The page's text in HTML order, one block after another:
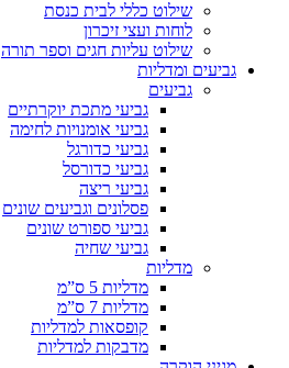
שילוט כללי לבית כנסת
לוחות ועצי זיכרון
שילוט עליות חגים וספר תורה
גביעים ומדליות
גביעים
גביעי מתכת יוקרתיים
גביעי אומנויות לחימה
גביעי כדורגל
גביעי כדורסל
גביעי ריצה
פסלונים וגביעים שונים
גביעי ספורט שונים
גביעי שחיה
מדליות
מדליות 5 ס”מ
מדליות 7 ס”מ
קופסאות למדליות
מדבקות למדליות